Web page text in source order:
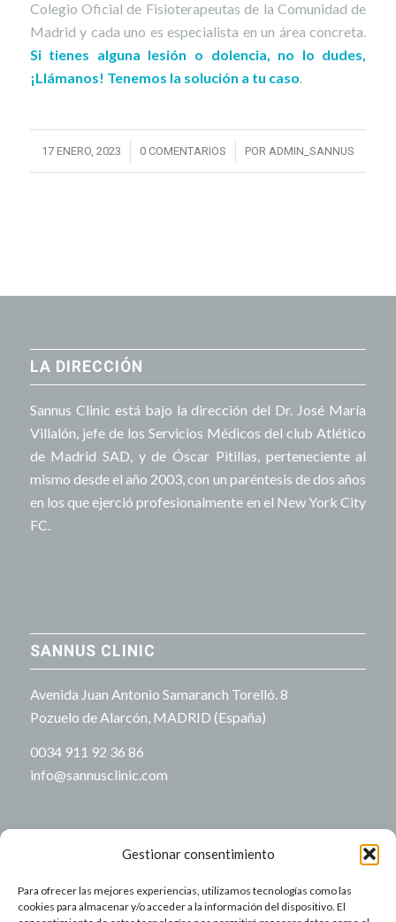
Gestionar consentimiento
Para ofrecer las mejores experiencias, utilizamos tecnologías como las
cookies para almacenar y/o acceder a la información del dispositivo. El
Colegio Oficial de Fisioterapeutas de la Comunidad de
Madrid y cada uno es especialista en un área concreta.
Si tienes alguna lesión o dolencia, no lo dudes,
¡Llámanos! Tenemos la solución a tu caso
17 ENERO, 2023
/ 0 COMENTARIOS
/ POR ADMIN_SANNUS
LA DIRECCIÓN
Sannus Clinic está bajo la dirección del Dr. José María
Villalón, jefe de los Servicios Médicos del club Atlético
de Madrid SAD, y de Óscar Pitillas, perteneciente al
mismo desde el año 2003, con un paréntesis de dos años
en los que ejerció profesionalmente en el New York City
FC.
SANNUS CLINIC
Avenida Juan Antonio Samaranch Torelló. 8
Pozuelo de Alarcón, MADRID (España)
0034 911 92 36 86
info@sannusclinic.com
NUESTRO HORARIO